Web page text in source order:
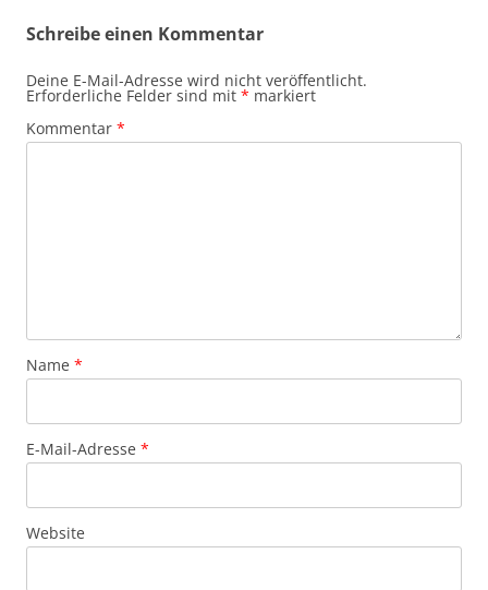
Schreibe einen Kommentar
Deine E-Mail-Adresse wird nicht veröffentlicht.
Erforderliche Felder sind mit * markiert
Kommentar *
Name *
E-Mail-Adresse *
Website